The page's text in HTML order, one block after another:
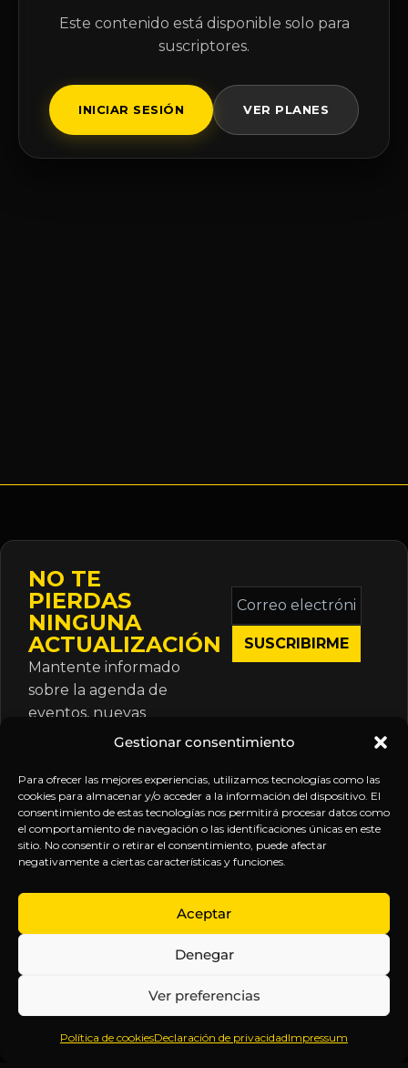
Gestionar consentimiento
Para ofrecer las mejores experiencias, utilizamos tecnologías como las
cookies para almacenar y/o acceder a la información del dispositivo. El
consentimiento de estas tecnologías nos permitirá procesar datos como
el comportamiento de navegación o las identificaciones únicas en este
sitio. No consentir o retirar el consentimiento, puede afectar
negativamente a ciertas características y funciones.
Aceptar
Denegar
Ver preferencias
Política de cookiesDeclaración de privacidadImpressum
Este contenido está disponible solo para
suscriptores.
INICIAR SESIÓN VER PLANES
NO TE
PIERDAS
NINGUNA
ACTUALIZACIÓN
Mantente informado
sobre la agenda de
eventos, nuevas
publicaciones y
suscripción.
Correo
electrónico
*
Inteligencia
Anticipándonos
EXPLORA
Inicio
Sobre
Contenido
Webinars
LEGAL
Política
de
Términos y
Aviso
SÍGUENOS